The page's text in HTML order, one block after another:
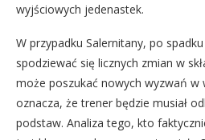
wyjściowych jedenastek.
W przypadku Salernitany, po
spodziewać się licznych zmian w
może poszukać nowych wyzwań w
oznacza, że trener będzie musiał
podstaw. Analiza tego, kto